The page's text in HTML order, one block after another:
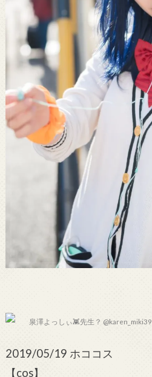
泉澤よっしぃ👾先生？ @karen_miki39
2019/05/19 ホココス
【cos】